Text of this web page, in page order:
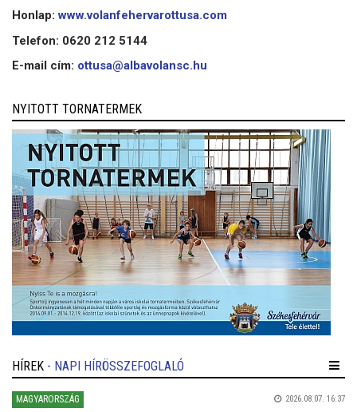
Honlap:www.volanfehervarottusa.com
Telefon: 0620 212 5144
E-mail cím: ottusa@albavolansc.hu
NYITOTT TORNATERMEK
HÍREK - NAPI HÍRÖSSZEFOGLALÓ
MAGYARORSZÁG 2026.08.07. 16:37